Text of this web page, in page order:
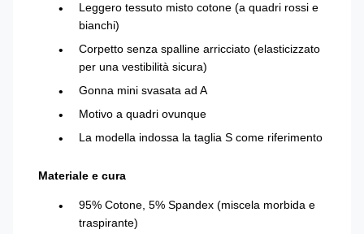
Leggero tessuto misto cotone (a quadri rossi e
bianchi)
Corpetto senza spalline arricciato (elasticizzato
per una vestibilità sicura)
Gonna mini svasata ad A
Motivo a quadri ovunque
La modella indossa la taglia S come riferimento
Materiale e cura
95% Cotone, 5% Spandex (miscela morbida e
traspirante)